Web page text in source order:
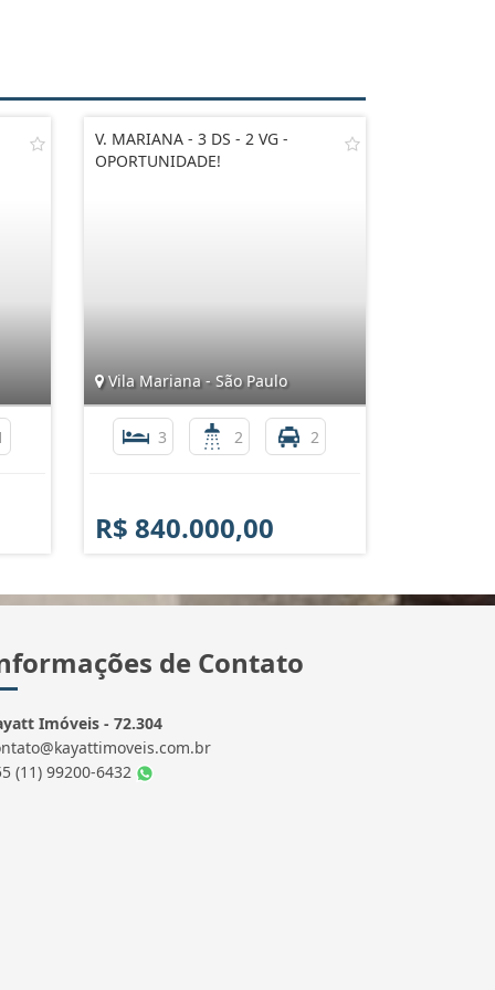
V. MARIANA - 3 DS - 2 VG -
OPORTUNIDADE!
Vila Mariana - São Paulo
3 2 2
R$ 840.000,00
de Contato
Imóveis - 72.304
(11) 99200-6432